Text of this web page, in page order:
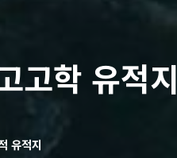
고학 유적지
유적지